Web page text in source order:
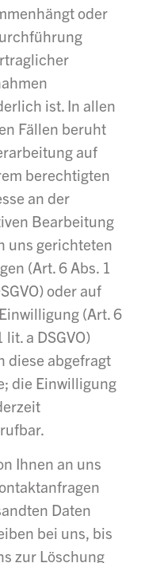
oder
ist. In allen
Fällen beruht
auf
berechtigten
an der
Bearbeitung
uns gerichteten
(Art. 6 Abs. 1
oder auf
(Art. 6
lit. a DSGVO)
diese abgefragt
die Einwilligung
Ihnen an uns
Daten
bei uns, bis
zur Löschung